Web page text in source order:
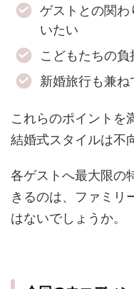
ゲストとの関わ
いたい
こどもたちの
新婚旅行も兼ね
これらのポイントを
結婚式スタイルは不
各ゲストへ最大限の
きるのは、ファミリ
はないでしょうか。